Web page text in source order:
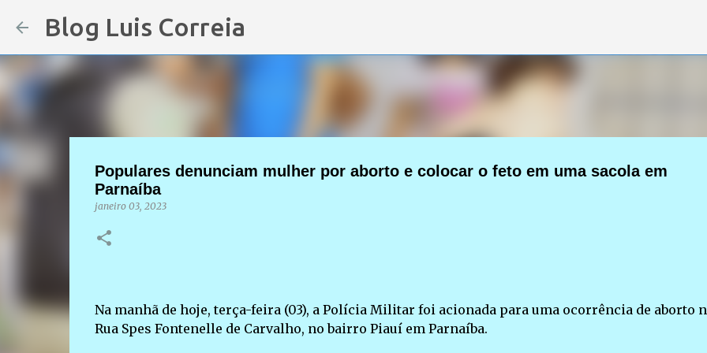
Blog Luis Correia
Populares denunciam mulher por aborto e colocar o feto em uma sacola em
Parnaíba
janeiro 03, 2023
Na manhã de hoje, terça-feira (03), a Polícia Militar foi acionada para uma ocorrência de aborto
Rua Spes Fontenelle de Carvalho, no bairro Piauí em Parnaíba.